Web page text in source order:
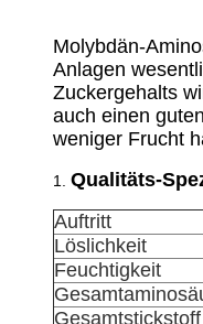
Molybdän-
Anlagen
Zuckergehalts
auch einen
weniger Frucht
1. Qualitäts-
Auftritt
Löslichkeit
Feuchtigkeit
Gesamtstickstoff